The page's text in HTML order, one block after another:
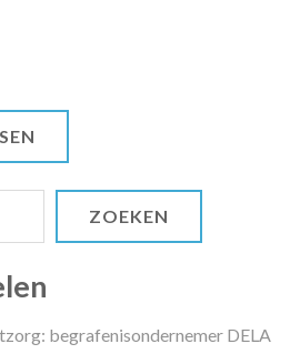
ZOEKEN
begrafenisondernemer DELA